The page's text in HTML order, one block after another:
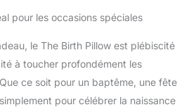
ÉCOLOGIQUE & DE
SUPÉRIEURE - The
Birth Pillow est
confectionné dans
un tissu doux et
agréable,
pour les occasions spéciales
le The Birth Pillow est plébiscité
à toucher profondément les
ce soit pour un baptême, une fête
pour célébrer la naissance